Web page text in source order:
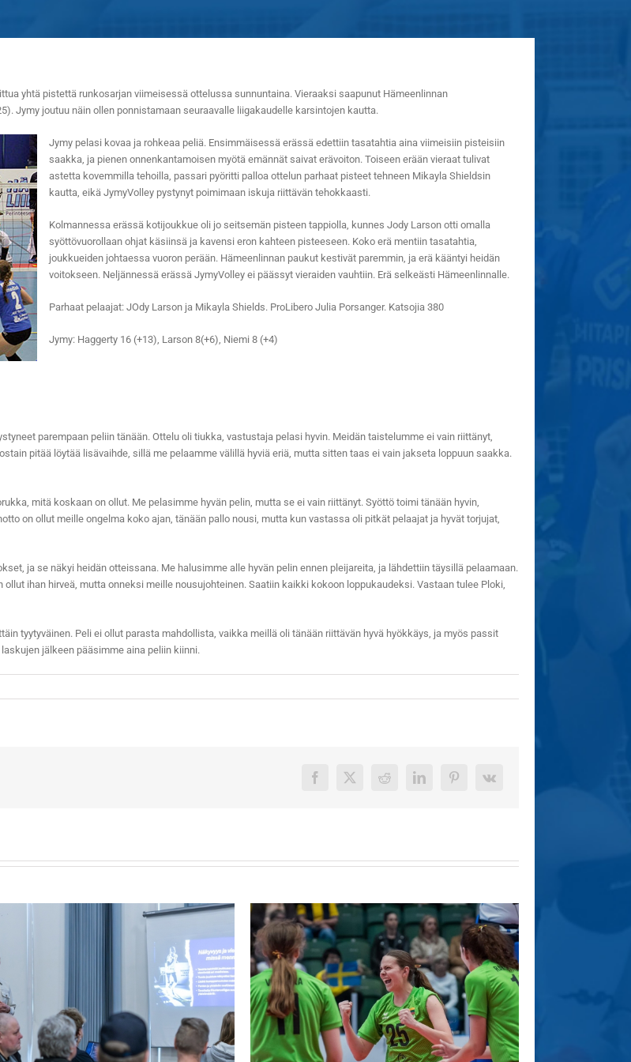
yhtä pistettä runkosarjan viimeisessä ottelussa sunnuntaina. Vieraaksi saapunut Hämeenlinnan
Jymy joutuu näin ollen ponnistamaan seuraavalle liigakaudelle karsintojen kautta.
Jymy pelasi kovaa ja rohkeaa peliä. Ensimmäisessä erässä edettiin tasatahtia aina viimeisiin pisteisiin
saakka, ja pienen onnenkantamoisen myötä emännät saivat erävoiton. Toiseen erään vieraat tulivat
astetta kovemmilla tehoilla, passari pyöritti palloa ottelun parhaat pisteet tehneen Mikayla Shieldsin
kautta, eikä JymyVolley pystynyt poimimaan iskuja riittävän tehokkaasti.
Kolmannessa erässä kotijoukkue oli jo seitsemän pisteen tappiolla, kunnes Jody Larson otti omalla
syöttövuorollaan ohjat käsiinsä ja kavensi eron kahteen pisteeseen. Koko erä mentiin tasatahtia,
joukkueiden johtaessa vuoron perään. Hämeenlinnan paukut kestivät paremmin, ja erä kääntyi heidän
voitokseen. Neljännessä erässä JymyVolley ei päässyt vieraiden vauhtiin. Erä selkeästi Hämeenlinnalle.
Parhaat pelaajat: JOdy Larson ja Mikayla Shields. ProLibero Julia Porsanger. Katsojia 380
Jymy: Haggerty 16 (+13), Larson 8(+6), Niemi 8 (+4)
parempaan peliin tänään. Ottelu oli tiukka, vastustaja pelasi hyvin. Meidän taistelumme ei vain riittänyt,
pitää löytää lisävaihde, sillä me pelaamme välillä hyviä eriä, mutta sitten taas ei vain jakseta loppuun saakka.
mitä koskaan on ollut. Me pelasimme hyvän pelin, mutta se ei vain riittänyt. Syöttö toimi tänään hyvin,
on ollut meille ongelma koko ajan, tänään pallo nousi, mutta kun vastassa oli pitkät pelaajat ja hyvät torjujat,
ja se näkyi heidän otteissana. Me halusimme alle hyvän pelin ennen pleijareita, ja lähdettiin täysillä pelaamaan.
ihan hirveä, mutta onneksi meille nousujohteinen. Saatiin kaikki kokoon loppukaudeksi. Vastaan tulee Ploki,
tyytyväinen. Peli ei ollut parasta mahdollista, vaikka meillä oli tänään riittävän hyvä hyökkäys, ja myös passit
jälkeen pääsimme aina peliin kiinni.
Facebook
X Reddit LinkedInPinterest
Vk